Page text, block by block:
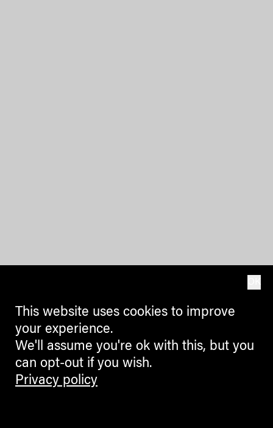
This website uses cookies to improve
your experience.
We'll assume you're ok with this, but you
can opt-out if you wish.
Privacy policy